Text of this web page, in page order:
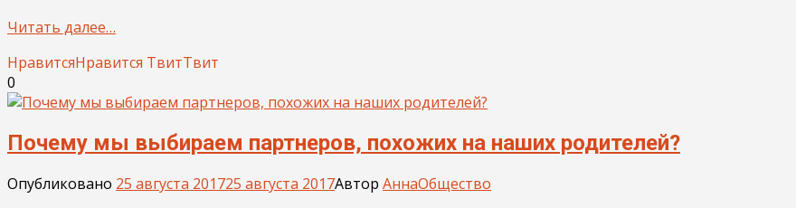
Читать далее…
НравитсяНравится ТвитТвит
0
Почему мы выбираем партнеров, похожих на наших родителей?
Опубликовано 25 августа 201725 августа 2017Автор АннаОбщество